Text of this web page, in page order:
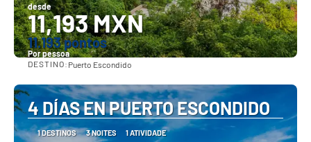
desde
11,193 MXN
11.193 pontos
Por pessoa
DESTINO: Puerto Escondido
4 DÍAS EN PUERTO ESCONDIDO
1 DESTINOS 3 NOITES 1 ATIVIDADE